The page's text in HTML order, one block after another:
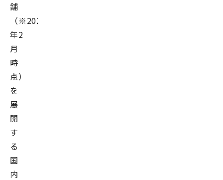
舗
（※2022
年2
月
時
点）
を
展
開
す
る
国
内